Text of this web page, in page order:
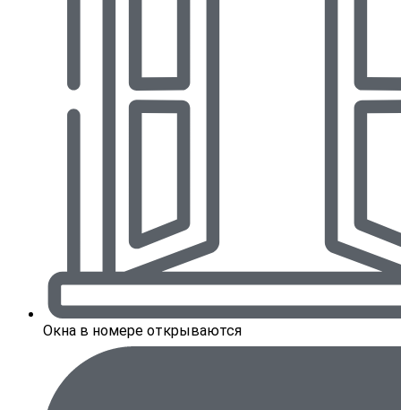
Окна в номере открываются